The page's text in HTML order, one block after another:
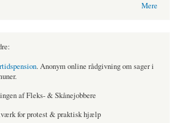
Mere
. Anonym online rådgivning om sager i
af Fleks- & Skånejobbere
for protest & praktisk hjælp